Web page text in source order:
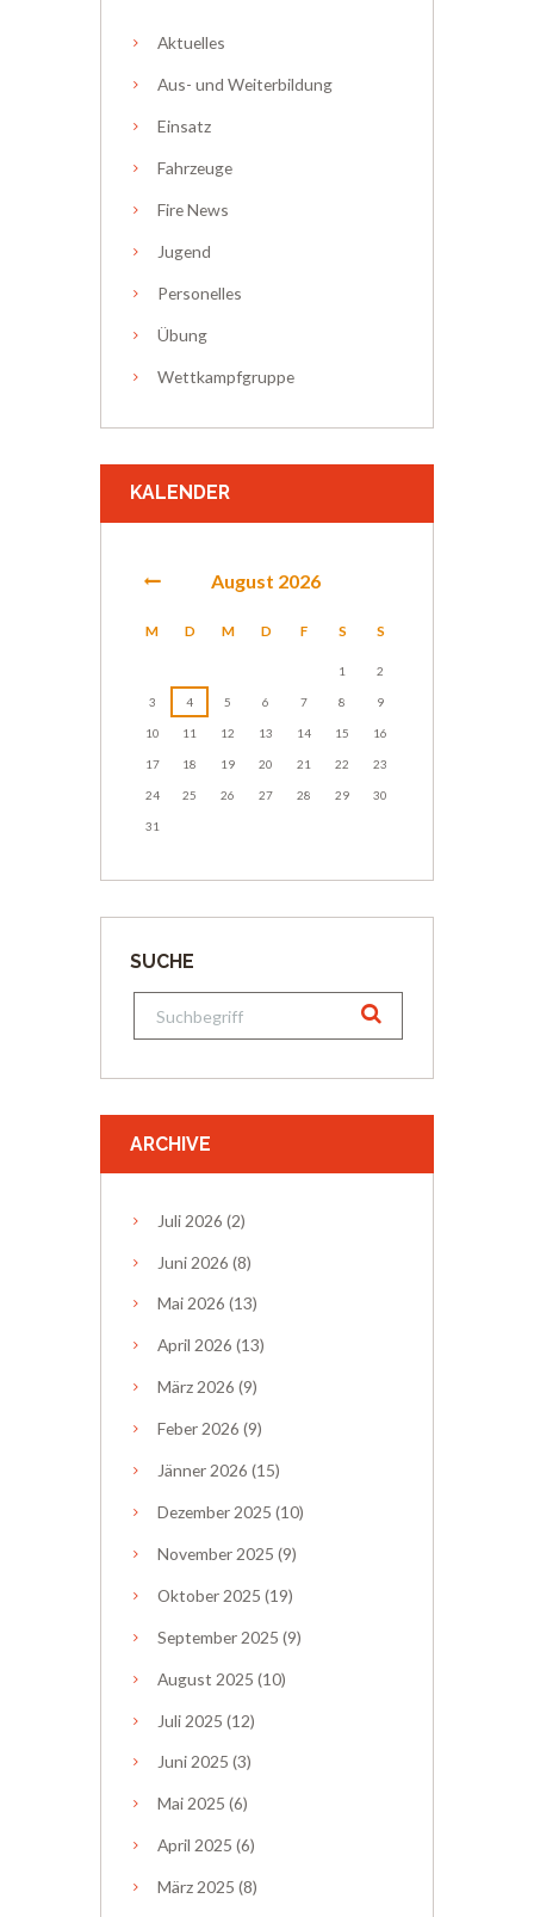
Aktuelles
Aus- und Weiterbildung
Einsatz
Fahrzeuge
Fire News
Jugend
Personelles
Übung
Wettkampfgruppe
KALENDER
August 2026
M D M D F S S
1 2
3 4 5 6 7 8 9
10 11 12 13 14 15 16
17 18 19 20 21 22 23
24 25 26 27 28 29 30
31
SUCHE
ARCHIVE
Juli 2026 (2)
Juni 2026 (8)
Mai2026 (13)
April 2026 (13)
März 2026 (9)
Feber 2026 (9)
Jänner 2026 (15)
Dezember 2025 (10)
November 2025 (9)
Oktober 2025 (19)
September 2025 (9)
August 2025 (10)
Juli 2025 (12)
Juni2025 (3)
Mai 2025 (6)
April 2025 (6)
März 2025 (8)